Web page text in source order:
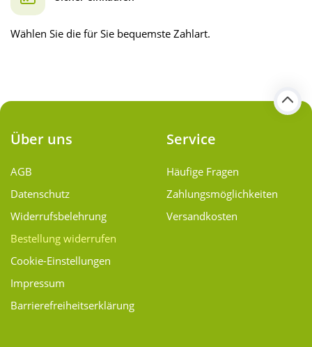
Wählen Sie die für Sie bequemste Zahlart.
Über uns
AGB
Datenschutz
Widerrufsbelehrung
Bestellung widerrufen
Cookie-Einstellungen
Impressum
Barrierefreiheitserklärung
Service
Häufige Fragen
Zahlungsmöglichkeiten
Versandkosten